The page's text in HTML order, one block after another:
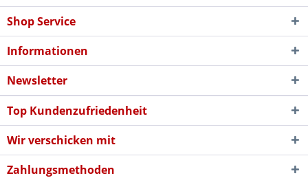
Shop Service
Informationen
Newsletter
Top Kundenzufriedenheit
Wir verschicken mit
Zahlungsmethoden